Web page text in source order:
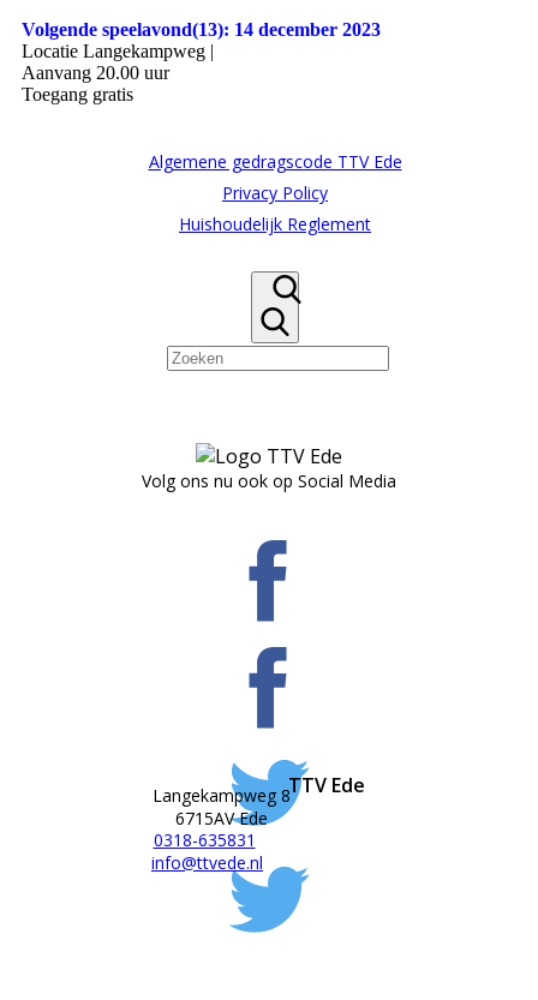
Volgende speelavond(13): 14 december 2023
Locatie Langekampweg |
Aanvang 20.00 uur
Toegang gratis
Algemene gedragscode TTV Ede
Privacy Policy
Huishoudelijk Reglement
Volg ons nu ook op Social Media
TTV Ede
Langekampweg 8
6715AV Ede
0318-635831
info@ttvede.nl